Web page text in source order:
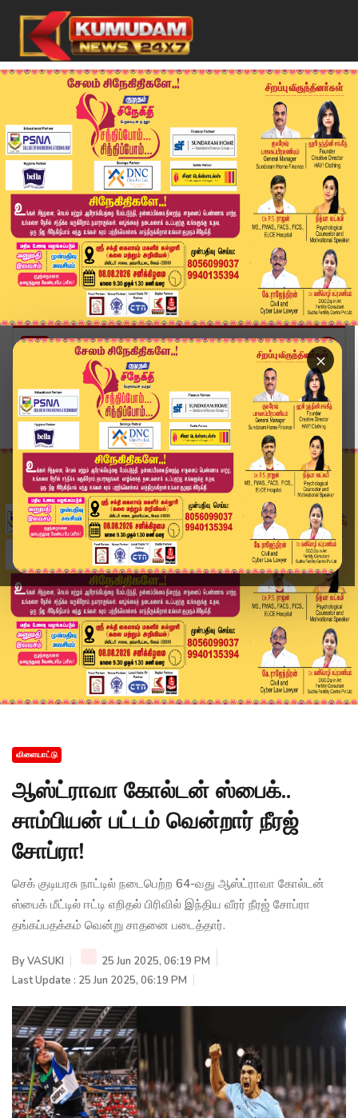
×
Home
விளையாட்டு
ஆஸ்ட்ராவா கோல்டன் ஸ்பைக்.. சாம்பியன் பட்டம் வெ...
விளையாட்டு
ஆஸ்ட்ராவா கோல்டன் ஸ்பைக்..
சாம்பியன் பட்டம் வென்றார் நீரஜ்
சோப்ரா!
செக் குடியரசு நாட்டில் நடைபெற்ற 64-வது ஆஸ்ட்ராவா கோல்டன்
ஸ்பைக் மீட்டில் ஈட்டி எறிதல் பிரிவில் இந்திய வீரர் நீரஜ் சோப்ரா
தங்கப்பதக்கம் வென்று சாதனை படைத்தார்.
ByVASUKI
25 Jun 2025, 06:19 PM
Last Update : 25 Jun 2025, 06:19 PM